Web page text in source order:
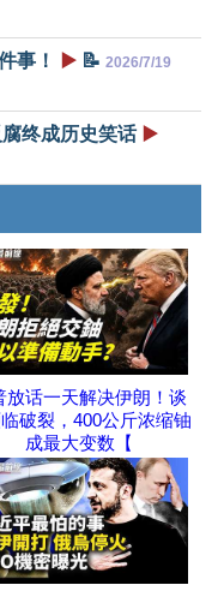
事！ ▶️ 📝 2026/7/19
终成历史笑话 ▶️
放话一天解决伊朗！谈
破裂，400公斤浓缩铀
成最大变数【